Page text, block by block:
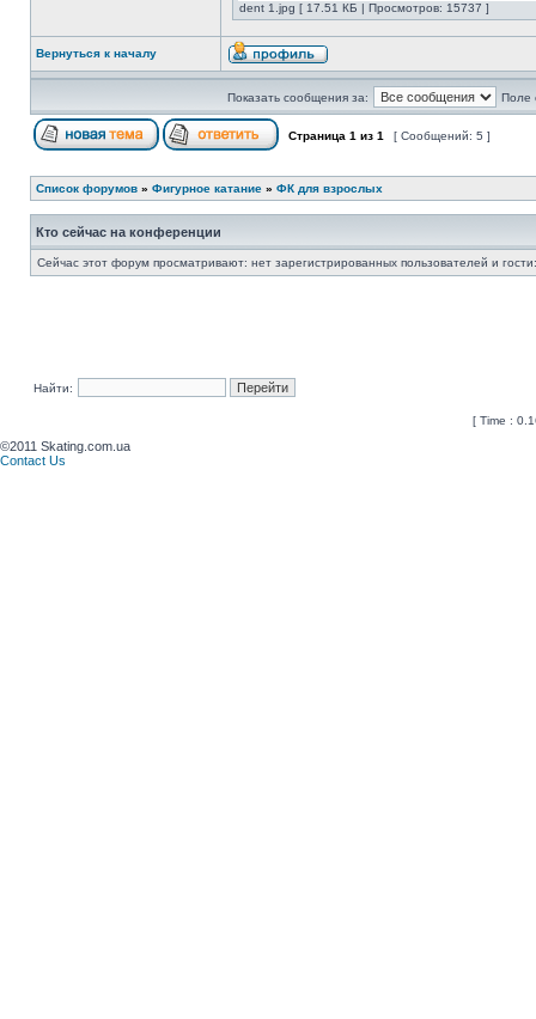
dent 1.jpg [ 17.51 КБ | Просмотров: 15737 ]
Вернуться к началу
Показать сообщения за: Поле
Страница 1 из 1 [ Сообщений: 5 ]
Список форумов » Фигурное катание » ФК для взрослых
Кто сейчас на конференции
Сейчас этот форум просматривают: нет зарегистрированных пользователей и
Найти:
[ Time :
©2011 Skating.com.ua
Contact Us